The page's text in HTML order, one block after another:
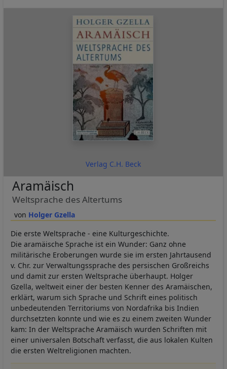
Verlag C.H. Beck
Holger Gzella
Aramäisch
Weltsprache des Altertums
Die erste Weltsprache - eine Kulturgeschichte.
Die aramäische Sprache ist ein Wunder: Ganz ohne
militärische Eroberungen wurde sie im ersten Jahrtausend
v. Chr. zur Verwaltungssprache des persischen Großreichs
und damit zur ersten Weltsprache überhaupt. Holger
Gzella, weltweit einer der besten Kenner des Aramäischen,
erklärt, warum sich Sprache und Schrift eines politisch
unbedeutenden Territoriums von Nordafrika bis Indien
durchsetzten konnte und wie es zu einem zweiten Wunder
kam: In der Weltsprache Aramäisch wurden Schriften mit
einer universalen Botschaft verfasst, die aus lokalen Kulten
die ersten Weltreligionen machten.